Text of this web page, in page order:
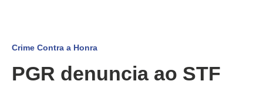
Crime Contra a Honra
PGR denuncia ao STF